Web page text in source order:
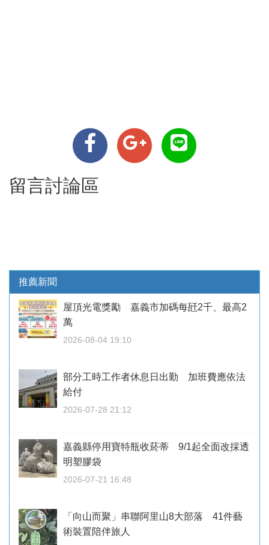
留言討論區
推薦新聞
屋頂光電獎勵 嘉義市加碼每瓩2千、最高2
萬
2026-08-04 19:10
部分工時工作者休息日出勤 加班費應依法
給付
2026-07-28 21:12
嘉義縣停用寶特瓶收菸蒂 9/1起全面改採透
明塑膠袋
2026-07-21 16:48
「向山而聚」串聯阿里山8大部落 41件藝
術裝置陪伴旅人